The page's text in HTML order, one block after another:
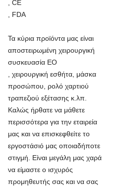
, CE
, FDA
Τα κύρια προϊόντα μας είναι
αποστειρωμένη χειρουργική
συσκευασία ΕΟ
, χειρουργική εσθήτα, μάσκα
προσώπου, ρολό χαρτιού
τραπεζιού εξέτασης κ.λπ.
Καλώς ήρθατε να μάθετε
περισσότερα για την εταιρεία
μας και να επισκεφθείτε το
εργοστάσιό μας οποιαδήποτε
στιγμή. Είναι μεγάλη μας χαρά
να είμαστε ο ισχυρός
προμηθευτής σας και να σας